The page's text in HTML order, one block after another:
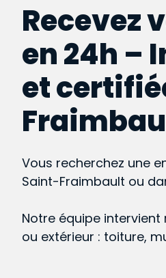
Recevez
en 24h –
et
Vous recherchez une
Saint-Fraimbault ou
Notre équipe
ou extérieur : toiture,